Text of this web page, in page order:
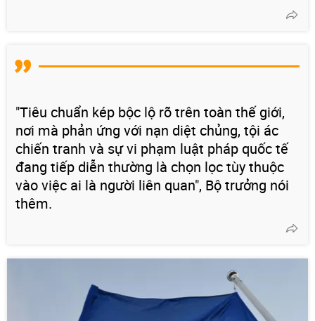
"Tiêu chuẩn kép bộc lộ rõ trên toàn thế giới,
nơi mà phản ứng với nạn diệt chủng, tội ác
chiến tranh và sự vi phạm luật pháp quốc tế
đang tiếp diễn thường là chọn lọc tùy thuộc
vào việc ai là người liên quan", Bộ trưởng nói
thêm.